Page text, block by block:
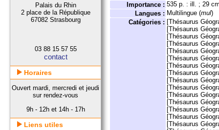
Importance : 535 p. : ill. ; 29
Langues : Multilingue (mul)
Catégories : [Thésaurus
[Thésaurus
[Thésaurus
[Thésaurus
[Thésaurus
[Thésaurus
[Thésaurus
[Thésaurus
[Thésaurus
[Thésaurus
[Thésaurus
[Thésaurus
[Thésaurus
[Thésaurus
[Thésaurus
Palais du Rhin
2 place de la République
67082 Strasbourg
03 88 15 57 55
contact
Horaires
Ouvert mardi, mercredi et jeudi
sur rendez-vous
9h - 12h et 14h - 17h
Liens utiles